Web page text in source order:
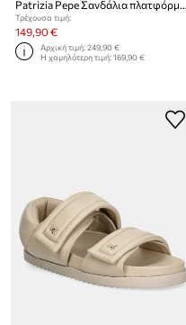
Τρέχουσα τιμή:
149,90 €
Αρχική τιμή:249,90 €
Η χαμηλότερη τιμή:169,90 €